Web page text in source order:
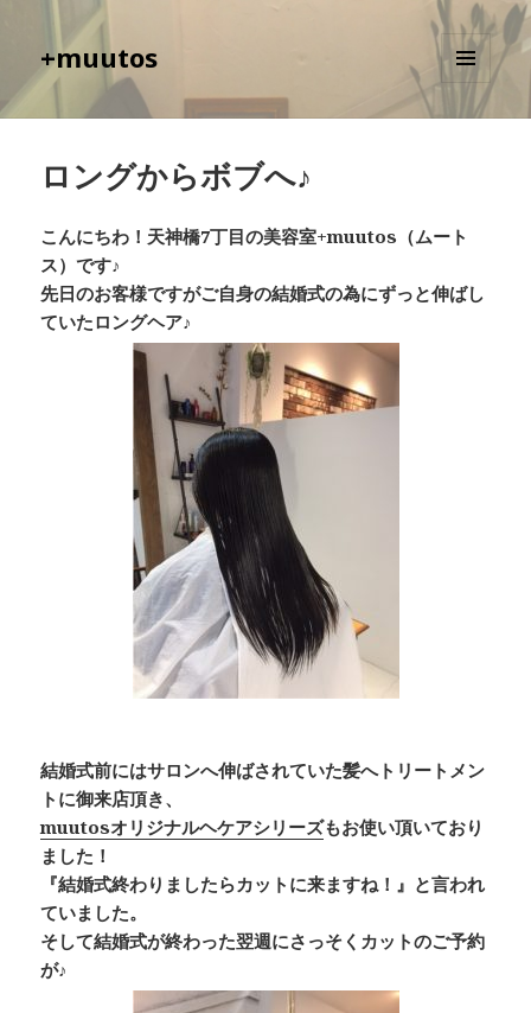
+muutos
メニュ
ーとウ
ロングからボブへ♪
こんにちわ！天神橋7丁目の美容室+muutos（ムート
ス）です♪
先日のお客様ですがご自身の結婚式の為にずっと伸ばし
ていたロングヘア♪
結婚式前にはサロンへ伸ばされていた髪へトリートメン
トに御来店頂き、
muutosオリジナルヘケアシリーズもお使い頂いており
ました！
『結婚式終わりましたらカットに来ますね！』と言われ
ていました。
そして結婚式が終わった翌週にさっそくカットのご予約
が♪